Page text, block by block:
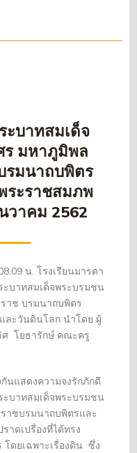
บาทสมเด็จ
ร มหาภูมิพล
รมนาถบพิตร
ระราชสมภพ
วาคม 2562
น. โรงเรียนมารดา
บาทสมเด็จพระบรมชน
าช บรมนาถบพิตร
ละวันดินโลก นำโดย ผู้
ศ โยธารักษ์ คณะครู
แสดงความจงรักภักดี
บาทสมเด็จพระบรมชน
าชบรมนาถบพิตรและ
าดเปรื่องที่ได้ทรง
ดยเฉพาะเรื่องดิน ซึ่ง